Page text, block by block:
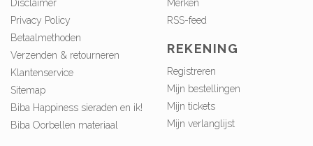
Disclaimer
Privacy Policy
Betaalmethoden
Verzenden & retourneren
Klantenservice
Sitemap
Biba Happiness sieraden en ik!
Biba Oorbellen materiaal
Merken
RSS-feed
REKENING
Registreren
Mijn bestellingen
Mijn tickets
Mijn verlanglijst